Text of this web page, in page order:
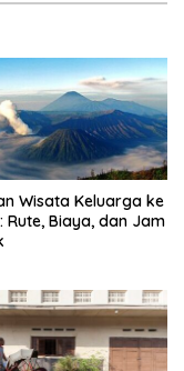
Wisata Keluarga ke
Rute, Biaya, dan Jam